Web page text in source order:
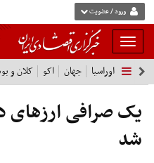
ورود / عضویت
بار
و
بسته
نمودن
فهرست
اوراسیا جهان اکو کلان و
یک صرافی ارزهای
شد